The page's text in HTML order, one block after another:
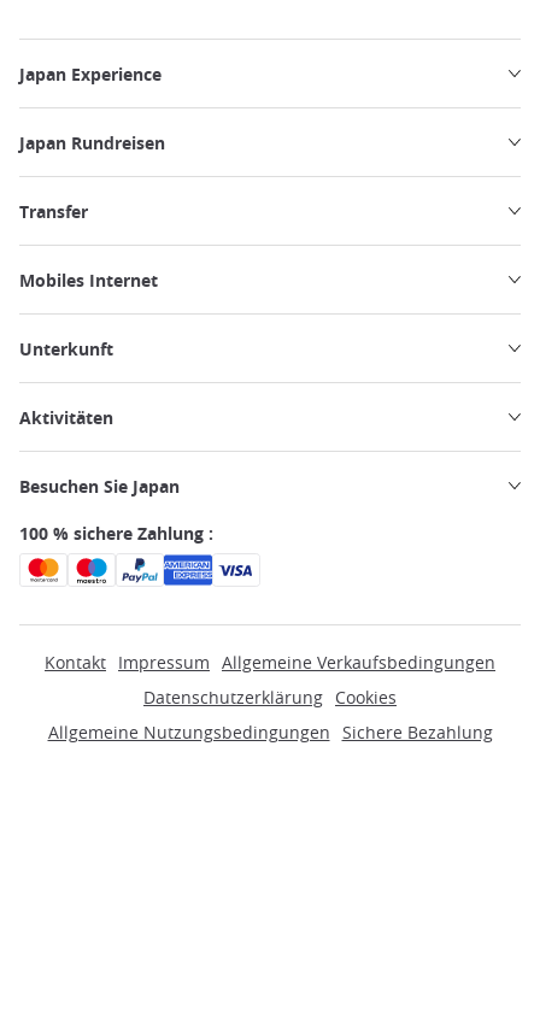
Japan Experience
Japan Rundreisen
Transfer
Mobiles Internet
Unterkunft
Aktivitäten
Besuchen Sie Japan
100 % sichere Zahlung :
Kontakt Impressum Allgemeine Verkaufsbedingungen
Datenschutzerklärung Cookies
Allgemeine Nutzungsbedingungen Sichere Bezahlung